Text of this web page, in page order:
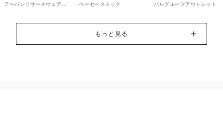
ware house
アーバンリサーチウェアハ
ベーセーストック パルグループアウトレット
もっと見る